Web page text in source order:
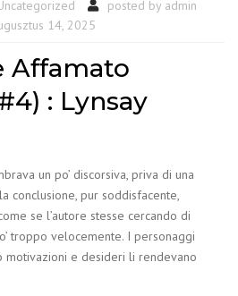
posted by admin
14, 2025
Affamato
: Lynsay
un po’ discorsiva, priva di una
conclusione, pur soddisfacente,
se l’autore stesse cercando di
troppo velocemente. I personaggi
e desideri li rendevano